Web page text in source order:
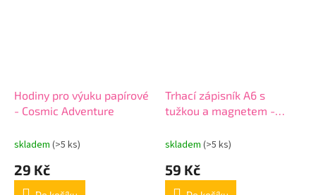
Hodiny pro výuku papírové
- Cosmic Adventure
skladem (>5 ks)
29 Kč
Trhací zápisník A6 s
tužkou a magnetem -
skladem (>5 ks)
59 Kč